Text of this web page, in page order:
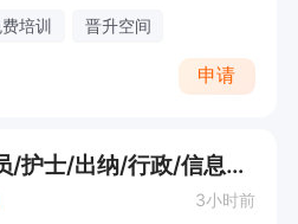
培训 晋升空间
申请
华兰生物招聘宣传员/护士/出纳/行政/信息管理员/检验员//临床医生
3小时前